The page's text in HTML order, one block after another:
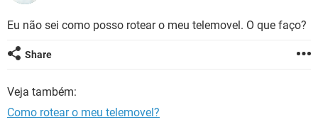
GUIA DE COMPRAS
INSTAGRAM
CELULAR
OUTLOOK EXCEL
INSTAGRAM
JOGOS WHATSAPP
INSTAGRAM
GUIA DE COMPRAS
Eu não sei como posso rotear o meu telemovel. O que faço?
Share
Veja também:
Como rotear o meu telemovel?